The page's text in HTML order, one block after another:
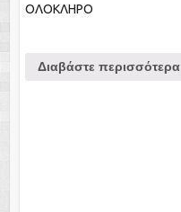
ΟΛΟΚΛΗΡΟ
Διαβάστε περισσότερα